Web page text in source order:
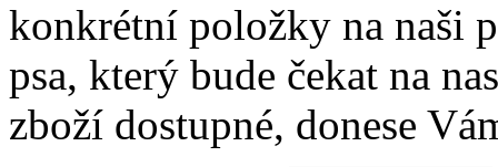
konkrétní položky na naši
psa, který bude čekat na
zboží dostupné, donese